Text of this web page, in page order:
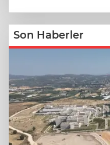
Son Haberler